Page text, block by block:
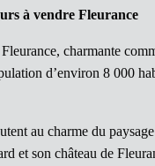
à vendre Fleurance
Fleurance, charmante
d’environ 8 000
au charme du
et son château de